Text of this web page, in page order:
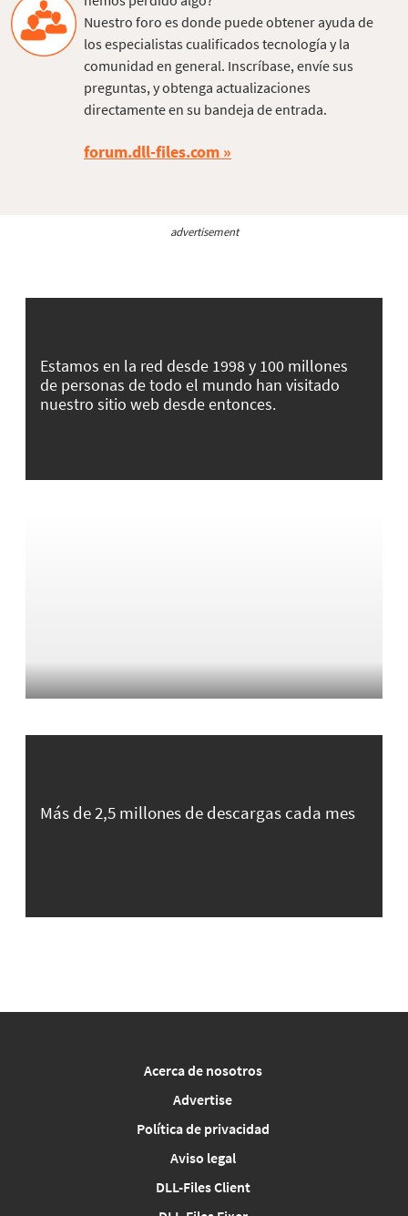
Nuestro foro es donde puede obtener ayuda de
los especialistas cualificados tecnología y la
comunidad en general. Inscríbase, envíe sus
preguntas, y obtenga actualizaciones
directamente en su bandeja de entrada.
forum.dll-files.com
advertisement
Estamos en la red desde 1998 y 100 millones
de personas de todo el mundo han visitado
nuestro sitio web desde entonces.
Más de 2,5 millones de descargas cada mes
Acerca de nosotros
Advertise
Política de privacidad
Aviso legal
DLL-Files Client